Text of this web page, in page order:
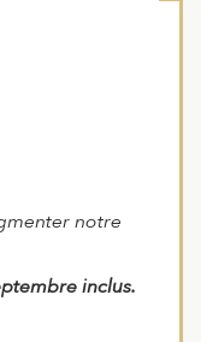
notre
inclus.